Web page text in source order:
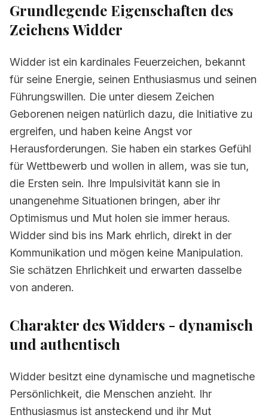
2. Charakter des Widders - dynamisch und
authentisch
2.2 Negative Eigenschaften Widder
3. Widder in der Liebe - leidenschaftlich und
impulsiv
Widder als Freund - loyal und beschützend
5. Kompatibilität des Widders mit anderen
Zeichen
5.1 Kompatible Zeichen Widder
5.2
Inkompatible Zeichen Widder
6. Widder in der Karriere - geborene
Anführer und Pioniere
7. Widder mit Geld - mutig und risikobereit
aber verletzungsanfällig
9. Tipps für das Leben mit einem Widder
10. Häufig gestellte Fragen zum Zeichen
Widder
Grundlegende Eigenschaften des
Zeichens Widder
Widder ist ein kardinales Feuerzeichen, bekannt
für seine Energie, seinen Enthusiasmus und seinen
Führungswillen. Die unter diesem Zeichen
Geborenen neigen natürlich dazu, die Initiative zu
ergreifen, und haben keine Angst vor
Herausforderungen. Sie haben ein starkes Gefühl
für Wettbewerb und wollen in allem, was sie tun,
die Ersten sein. Ihre Impulsivität kann sie in
unangenehme Situationen bringen, aber ihr
Optimismus und Mut holen sie immer heraus.
Widder sind bis ins Mark ehrlich, direkt in der
Kommunikation und mögen keine Manipulation.
Sie schätzen Ehrlichkeit und erwarten dasselbe
von anderen.
Charakter des Widders - dynamisch
und authentisch
Widder besitzt eine dynamische und magnetische
Persönlichkeit, die Menschen anzieht. Ihr
Enthusiasmus ist ansteckend und ihr Mut